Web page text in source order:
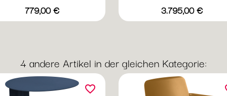
Preis
779,00 €
Abyssblaugrauweiß
Acapulcoblau
Flanellgrau
Preis
3.795,00 €
Abyssblaugrauweiß
Acapulcoblau
Flanellgrau
4 andere Artikel in der gleichen Kategorie:
favorite_border